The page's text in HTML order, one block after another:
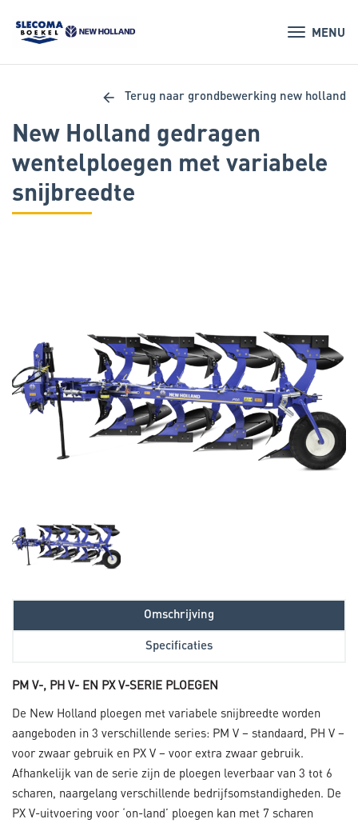
MENU
New Holland gedragen
wentelploegen met variabele
snijbreedte
arrow_back Terug naar grondbewerking new holland
Omschrijving
Specificaties
PM V-, PH V- EN PX V-SERIE PLOEGEN
De New Holland ploegen met variabele snijbreedte worden
aangeboden in 3 verschillende series: PM V – standaard, PH V –
voor zwaar gebruik en PX V – voor extra zwaar gebruik.
Afhankelijk van de serie zijn de ploegen leverbaar van 3 tot 6
scharen, naargelang verschillende bedrijfsomstandigheden. De
PX V-uitvoering voor ‘on-land’ ploegen kan met 7 scharen